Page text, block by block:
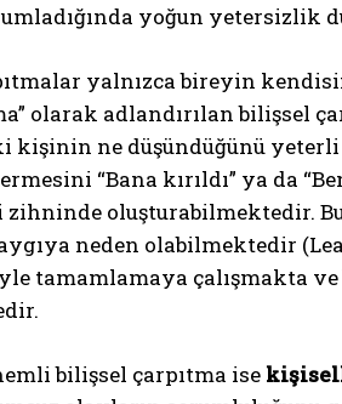
yoğun yetersizlik
yalnızca bireyin
olarak adlandırılan bilişsel
kişinin ne düşündüğünü
“Bana kırıldı” ya da
oluşturabilmektedir.
neden olabilmektedir
tamamlamaya çalışmakta
bilişsel çarpıtma ise